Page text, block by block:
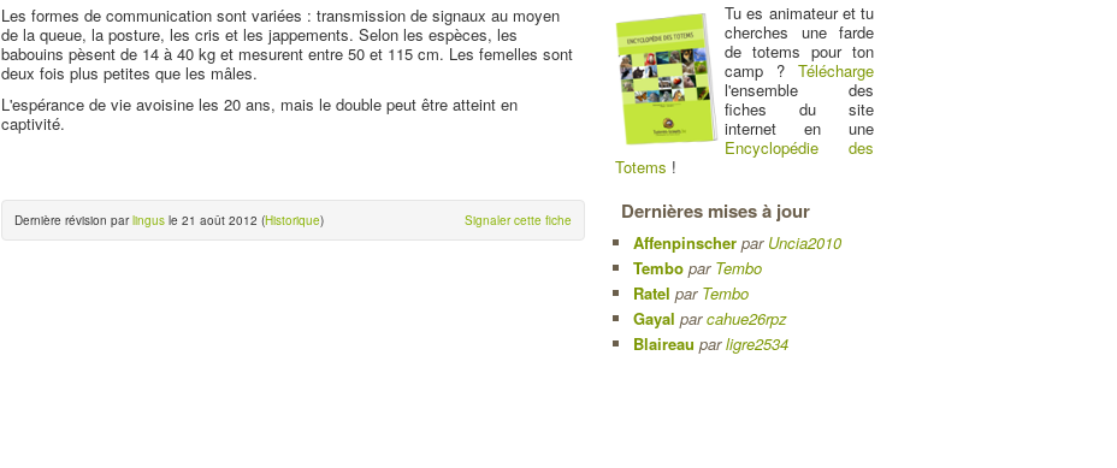
Les formes de communication sont variées : transmission de signaux au moyen
de la queue, la posture, les cris et les jappements. Selon les espèces, les
babouins pèsent de 14 à 40 kg et mesurent entre 50 et 115 cm. Les femelles sont
deux fois plus petites que les mâles.
L'espérance de vie avoisine les 20 ans, mais le double peut être atteint en
captivité.
Dernière révision parlingus le 21 août 2012 (Historique) Signaler cette fiche
Tu es animateur et tu
cherches une farde
de totems pour ton
camp ? Télécharge
l'ensemble des
fiches du site
internet en une
Encyclopédie des
Totems !
Dernières mises à jour
Affenpinscher par Uncia2010
Tembo par Tembo
Ratel par Tembo
Gayal parcahue26rpz
Blaireau parligre2534